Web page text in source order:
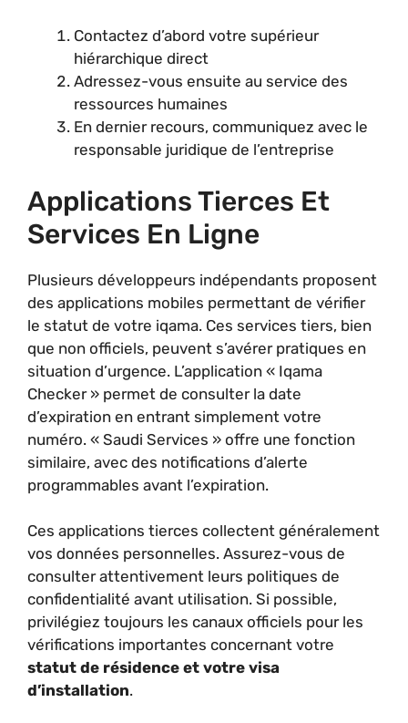
Contactez d’abord votre supérieur
hiérarchique direct
Adressez-vous ensuite au service des
ressources humaines
En dernier recours, communiquez avec le
responsable juridique de l’entreprise
Applications Tierces Et
Services En Ligne
Plusieurs développeurs indépendants proposent
des applications mobiles permettant de vérifier
le statut de votre iqama. Ces services tiers, bien
que non officiels, peuvent s’avérer pratiques en
situation d’urgence. L’application « Iqama
Checker » permet de consulter la date
d’expiration en entrant simplement votre
numéro. « Saudi Services » offre une fonction
similaire, avec des notifications d’alerte
programmables avant l’expiration.
Ces applications tierces collectent généralement
vos données personnelles. Assurez-vous de
consulter attentivement leurs politiques de
confidentialité avant utilisation. Si possible,
privilégiez toujours les canaux officiels pour les
vérifications importantes concernant votre
statut de résidence et votre visa
d’installation.